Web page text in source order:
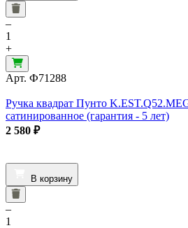
–
1
+
Арт. Ф71288
Ручка квадрат Пунто
сатинированное (гарантия - 5 лет)
2 580 ₽
В корзину
–
1